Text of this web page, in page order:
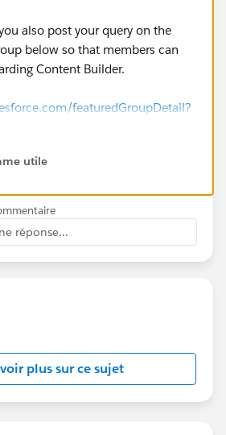
also post your query on the
below so that members can
Content Builder.
featuredGroupDetail?
utile
réponse...
plus sur ce sujet